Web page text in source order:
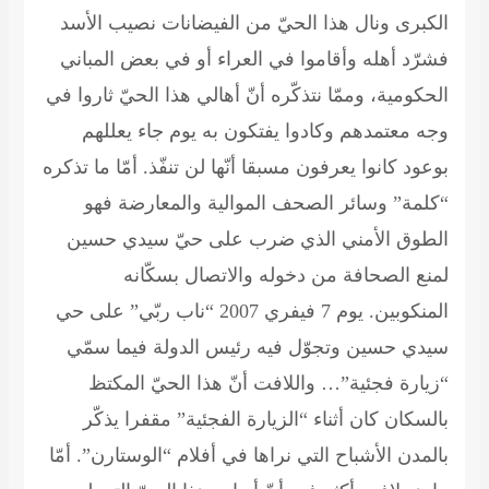
الكبرى ونال هذا الحيّ من الفيضانات نصيب الأسد
فشرّد أهله وأقاموا في العراء أو في بعض المباني
الحكومية، وممّا نتذكّره أنّ أهالي هذا الحيّ ثاروا في
وجه معتمدهم وكادوا يفتكون به يوم جاء يعللهم
بوعود كانوا يعرفون مسبقا أنّها لن تنفّذ. أمّا ما تذكره
“كلمة” وسائر الصحف الموالية والمعارضة فهو
الطوق الأمني الذي ضرب على حيّ سيدي حسين
لمنع الصحافة من دخوله والاتصال بسكّانه
المنكوبين. يوم 7 فيفري 2007 “ناب ربّي” على حي
سيدي حسين وتجوّل فيه رئيس الدولة فيما سمّي
“زيارة فجئية”… واللافت أنّ هذا الحيّ المكتظ
بالسكان كان أثناء “الزيارة الفجئية” مقفرا يذكّر
بالمدن الأشباح التي نراها في أفلام “الوستارن”. أمّا